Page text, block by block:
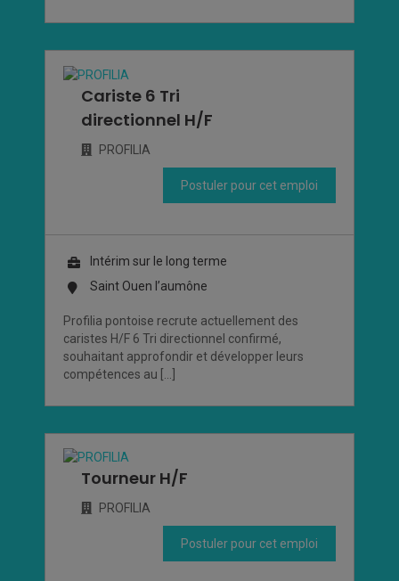
Cariste 6 Tri
directionnel H/F
PROFILIA
Postuler pour cet emploi
Intérim sur le long terme
Saint Ouen l’aumône
Profilia pontoise recrute actuellement des
caristes H/F 6 Tri directionnel confirmé,
souhaitant approfondir et développer leurs
compétences au […]
Tourneur H/F
PROFILIA
Postuler pour cet emploi